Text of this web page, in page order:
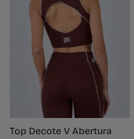
Top Decote V Abertura